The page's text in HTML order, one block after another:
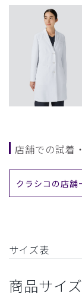
店舗での試着
クラシコの店舗
サイズ表
商品サイズ